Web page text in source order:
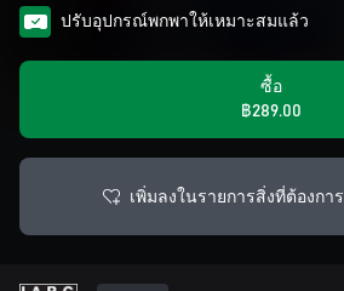
ปรับอุปกรณ์พกพาให้เหมาะสมแล้ว
ซื้อ
฿289.00
เพิ่มลงในรายการสิ่งที่ต้องการ